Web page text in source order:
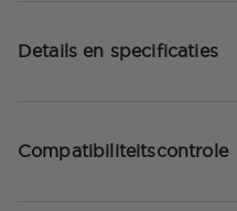
Details en specificaties
Compatibiliteitscontrole